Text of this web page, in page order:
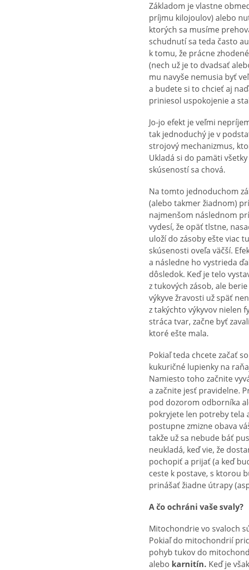
Základom je vlastne
príjmu kilojoulov) alebo
ktorých sa musíme
schudnutí sa teda často
k tomu, že prácne
(nech už je to dvadsať
mu navyše nemusia byť
a budete si to chcieť aj
priniesol uspokojenie a
Jo-jo efekt je veľmi
tak jednoduchý je v
strojový mechanizmus,
Ukladá si do pamäti
skúseností sa chová.
Na tomto jednoduchom
(alebo takmer žiadnom)
najmenšom následnom
vydesí, že opäť tlstne,
uloží do zásoby ešte viac
skúsenosti oveľa väčší.
a následne ho vystrieda
dôsledok. Keď je telo
z tukových zásob, ale
výkyve žravosti už späť
z takýchto výkyvov nielen
stráca tvar, začne byť
ktoré ešte mala.
Pokiaľ teda chcete začať
kukuričné lupienky na
Namiesto toho začnite
a začnite jesť pravidelne.
pod dozorom odborníka
pokryjete len potreby tela
postupne zmizne obava
takže už sa nebude báť
neukladá, keď vie, že
pochopiť a prijať (a keď
ceste k postave, s ktorou
prinášať žiadne útrapy
A čo ochráni vaše svaly?
Mitochondrie vo svaloch
Pokiaľ do mitochondrií
pohyb tukov do
alebo karnitín. Keď je